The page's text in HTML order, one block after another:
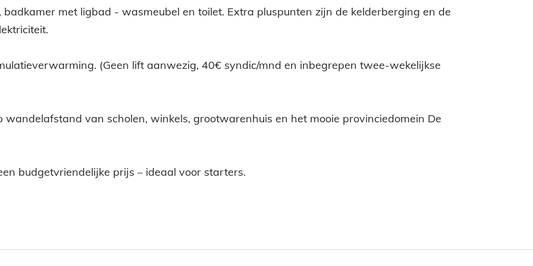
met ligbad - wasmeubel en toilet. Extra pluspunten zijn de kelderberging en de
(Geen lift aanwezig, 40€ syndic/mnd en inbegrepen twee-wekelijkse
wandelafstand van scholen, winkels, grootwarenhuis en het mooie provinciedomein De
budgetvriendelijke prijs – ideaal voor starters.